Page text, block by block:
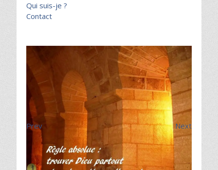
Qui suis-je ?
Contact
Prev Next